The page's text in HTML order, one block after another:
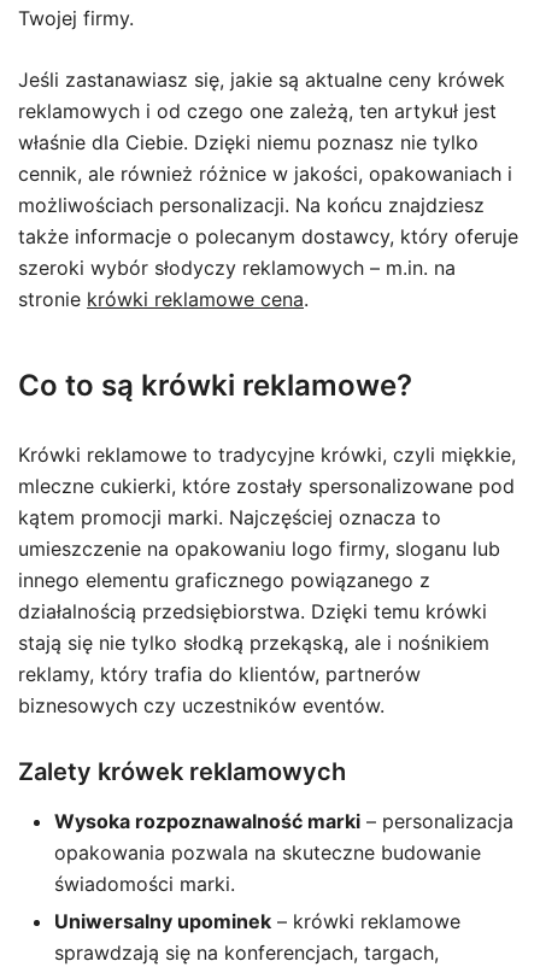
Twojej firmy.
Jeśli zastanawiasz się, jakie są aktualne ceny krówek
reklamowych i od czego one zależą, ten artykuł jest
właśnie dla Ciebie. Dzięki niemu poznasz nie tylko
cennik, ale również różnice w jakości, opakowaniach i
możliwościach personalizacji. Na końcu znajdziesz
także informacje o polecanym dostawcy, który oferuje
szeroki wybór słodyczy reklamowych – m.in. na
stronie krówki reklamowe cena.
Co to są krówki reklamowe?
Krówki reklamowe to tradycyjne krówki, czyli miękkie,
mleczne cukierki, które zostały spersonalizowane pod
kątem promocji marki. Najczęściej oznacza to
umieszczenie na opakowaniu logo firmy, sloganu lub
innego elementu graficznego powiązanego z
działalnością przedsiębiorstwa. Dzięki temu krówki
stają się nie tylko słodką przekąską, ale i nośnikiem
reklamy, który trafia do klientów, partnerów
biznesowych czy uczestników eventów.
Zalety krówek reklamowych
Wysoka rozpoznawalność marki – personalizacja
opakowania pozwala na skuteczne budowanie
świadomości marki.
Uniwersalny upominek – krówki reklamowe
sprawdzają się na konferencjach, targach,